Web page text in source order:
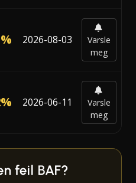
2026-08-03
Varsle
meg
2026-06-11
Varsle
meg
feil BAF?